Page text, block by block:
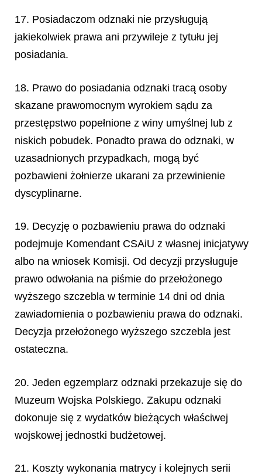
17. Posiadaczom odznaki nie przysługują
jakiekolwiek prawa ani przywileje z tytułu jej
posiadania.
18. Prawo do posiadania odznaki tracą osoby
skazane prawomocnym wyrokiem sądu za
przestępstwo popełnione z winy umyślnej lub z
niskich pobudek. Ponadto prawa do odznaki, w
uzasadnionych przypadkach, mogą być
pozbawieni żołnierze ukarani za przewinienie
dyscyplinarne.
19. Decyzję o pozbawieniu prawa do odznaki
podejmuje Komendant CSAiU z własnej inicjatywy
albo na wniosek Komisji. Od decyzji przysługuje
prawo odwołania na piśmie do przełożonego
wyższego szczebla w terminie 14 dni od dnia
zawiadomienia o pozbawieniu prawa do odznaki.
Decyzja przełożonego wyższego szczebla jest
ostateczna.
20. Jeden egzemplarz odznaki przekazuje się do
Muzeum Wojska Polskiego. Zakupu odznaki
dokonuje się z wydatków bieżących właściwej
wojskowej jednostki budżetowej.
21. Koszty wykonania matrycy i kolejnych serii